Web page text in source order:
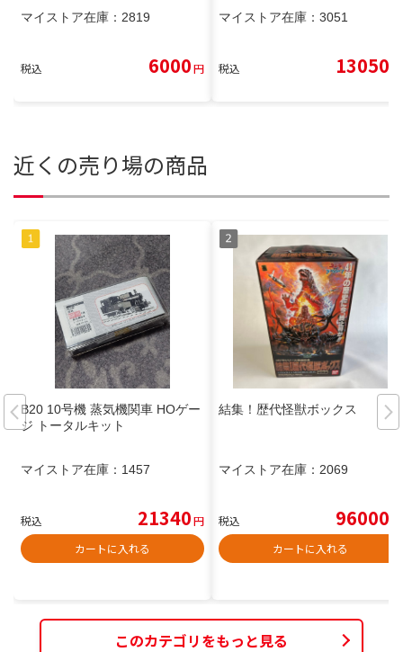
マイストア在庫： 2819
税込 6000円
マイストア在庫： 3051
税込 13050
近くの売り場の商品
B20 10号機 蒸気機関車 HOゲー
ジ トータルキット
マイストア在庫： 1457
税込 21340円
カートに入れる
結集！歴代怪獣ボックス
マイストア在庫： 2069
税込 96000
カートに入れる
このカテゴリをもっと見る